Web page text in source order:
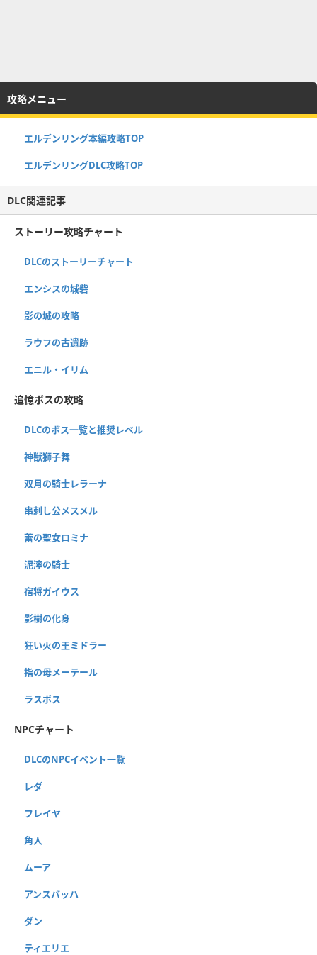
攻略メニュー
エルデンリング本編攻略TOP
エルデンリングDLC攻略TOP
DLC関連記事
ストーリー攻略チャート
DLCのストーリーチャート
エンシスの城砦
影の城の攻略
ラウフの古遺跡
エニル・イリム
追憶ボスの攻略
DLCのボス一覧と推奨レベル
神獣獅子舞
双月の騎士レラーナ
串刺し公メスメル
蕾の聖女ロミナ
泥濘の騎士
宿将ガイウス
影樹の化身
狂い火の王ミドラー
指の母メーテール
ラスボス
NPCチャート
DLCのNPCイベント一覧
レダ
フレイヤ
角人
ムーア
アンスバッハ
ダン
ティエリエ